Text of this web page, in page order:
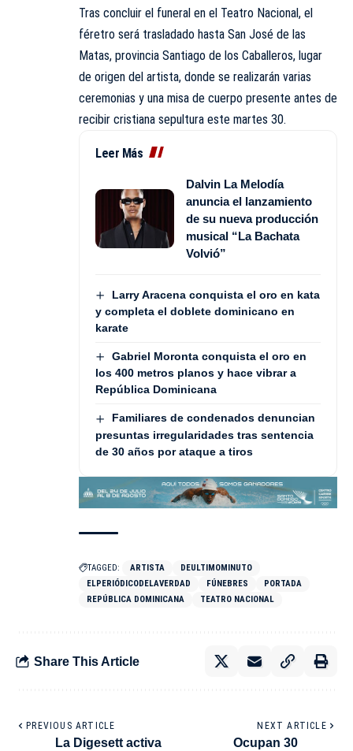
Tras concluir el funeral en el Teatro Nacional, el
féretro será trasladado hasta San José de las
Matas, provincia Santiago de los Caballeros, lugar
de origen del artista, donde se realizarán varias
ceremonias y una misa de cuerpo presente antes de
recibir cristiana sepultura este martes 30.
Leer Más
Dalvin La Melodía
anuncia el lanzamiento
de su nueva producción
musical “La Bachata
Volvió”
Larry Aracena conquista el oro en kata
y completa el doblete dominicano en
karate
Gabriel Moronta conquista el oro en
los 400 metros planos y hace vibrar a
República Dominicana
Familiares de condenados denuncian
presuntas irregularidades tras sentencia
de 30 años por ataque a tiros
TAGGED: ARTISTA
DEULTIMOMINUTO
ELPERIÓDICODELAVERDAD
FÚNEBRES
PORTADA
REPÚBLICA DOMINICANA
TEATRO NACIONAL
Share This Article
PREVIOUS ARTICLE
La Digesett activa
NEXT ARTICLE
Ocupan 30